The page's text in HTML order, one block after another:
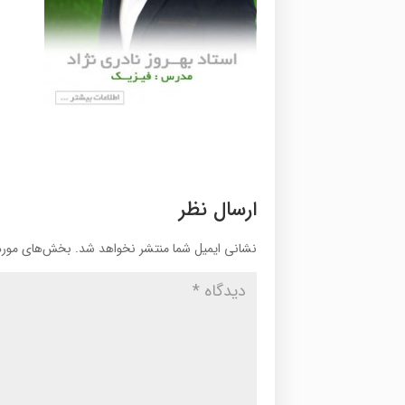
ارسال نظر
نشانی ایمیل شما منتشر نخواهد شد. بخش‌های